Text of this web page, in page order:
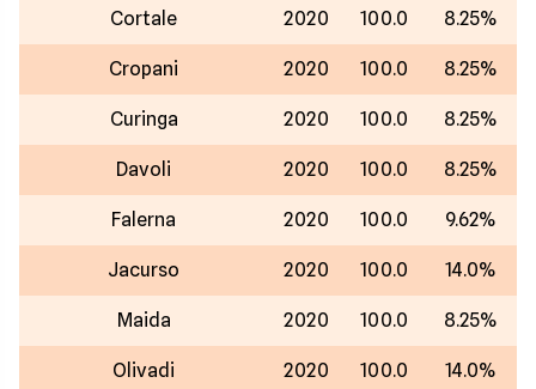
Cortale 2020 100.0 8.25%
Cropani 2020 100.0 8.25%
Curinga 2020 100.0 8.25%
Davoli 2020 100.0 8.25%
Falerna 2020 100.0 9.62%
Jacurso 2020 100.0 14.0%
Maida 2020 100.0 8.25%
Olivadi 2020 100.0 14.0%